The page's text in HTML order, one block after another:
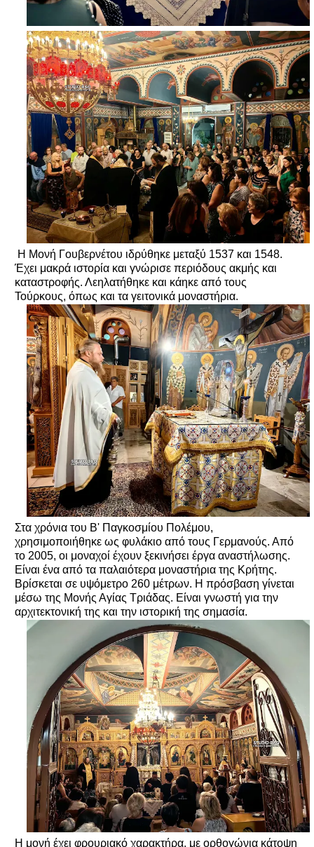
Η Μονή Γουβερνέτου ιδρύθηκε μεταξύ 1537 και 1548.
Έχει μακρά ιστορία και γνώρισε περιόδους ακμής και
καταστροφής. Λεηλατήθηκε και κάηκε από τους
Τούρκους, όπως και τα γειτονικά μοναστήρια.
Στα χρόνια του Β' Παγκοσμίου Πολέμου,
χρησιμοποιήθηκε ως φυλάκιο από τους Γερμανούς. Από
το 2005, οι μοναχοί έχουν ξεκινήσει έργα αναστήλωσης.
Είναι ένα από τα παλαιότερα μοναστήρια της Κρήτης.
Βρίσκεται σε υψόμετρο 260 μέτρων. Η πρόσβαση γίνεται
μέσω της Μονής Αγίας Τριάδας. Είναι γνωστή για την
αρχιτεκτονική της και την ιστορική της σημασία.
Η μονή έχει φρουριακό χαρακτήρα, με ορθογώνια κάτοψη